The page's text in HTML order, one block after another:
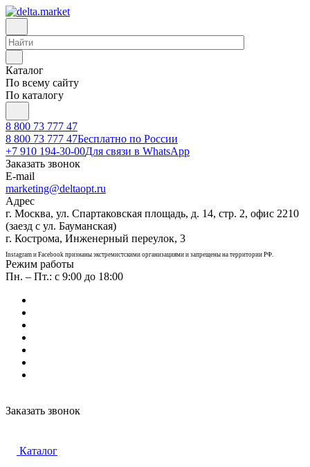
Каталог
По всему сайту
По каталогу
8 800 73 777 47
8 800 73 777 47Бесплатно по России
+7 910 194-30-00Для связи в WhatsApp
Заказать звонок
E-mail
marketing@deltaopt.ru
Адрес
г. Москва, ул. Спартаковская площадь, д. 14, стр. 2, офис 2210
(заезд с ул. Бауманская)
г. Кострома, Инженерный переулок, 3
Instagram и Facebook признаны экстремистскими организациями и запрещены на территории РФ.
Режим работы
Пн. – Пт.: с 9:00 до 18:00
Заказать звонок
Каталог